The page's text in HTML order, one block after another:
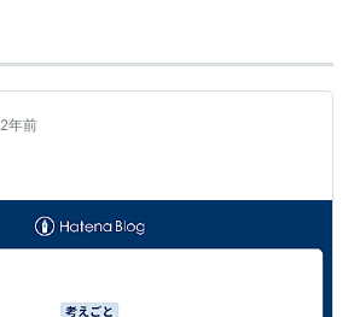
2年前